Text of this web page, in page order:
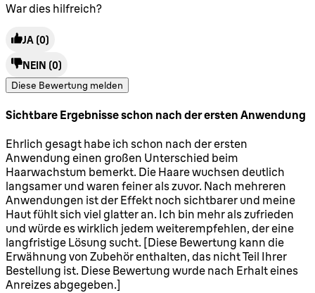
War dies hilfreich?
JA (0)
NEIN (0)
Diese Bewertung melden
Sichtbare Ergebnisse schon nach der ersten Anwendung
5 Sterne von maximal 5
Ehrlich gesagt habe ich schon nach der ersten
Anwendung einen großen Unterschied beim
Haarwachstum bemerkt. Die Haare wuchsen deutlich
langsamer und waren feiner als zuvor. Nach mehreren
Anwendungen ist der Effekt noch sichtbarer und meine
Haut fühlt sich viel glatter an. Ich bin mehr als zufrieden
und würde es wirklich jedem weiterempfehlen, der eine
langfristige Lösung sucht. [Diese Bewertung kann die
Erwähnung von Zubehör enthalten, das nicht Teil Ihrer
Bestellung ist. Diese Bewertung wurde nach Erhalt eines
Anreizes abgegeben.]